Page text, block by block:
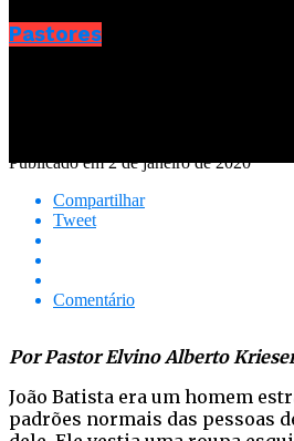
Pastores
Publicado em 2 de janeiro de 2020
Compartilhar
Tweet
Comentário
Por Pastor Elvino Alberto
João Batista era um homem
padrões normais das pessoas